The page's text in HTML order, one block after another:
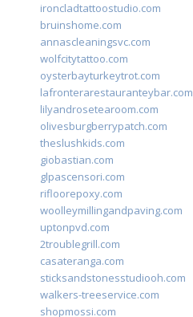
ironcladtattoostudio.com
bruinshome.com
annascleaningsvc.com
wolfcitytattoo.com
oysterbayturkeytrot.com
lafronterarestauranteybar.com
lilyandrosetearoom.com
olivesburgberrypatch.com
theslushkids.com
giobastian.com
glpascensori.com
rifloorepoxy.com
woolleymillingandpaving.com
uptonpvd.com
2troublegrill.com
casateranga.com
sticksandstonesstudiooh.com
walkers-treeservice.com
shopmossi.com